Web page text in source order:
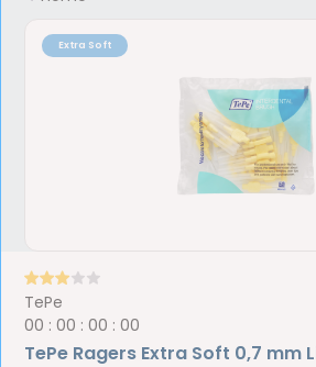
Extra Soft
TePe
00 :00 :00 :00
TePe Ragers Extra Soft 0,7 mm